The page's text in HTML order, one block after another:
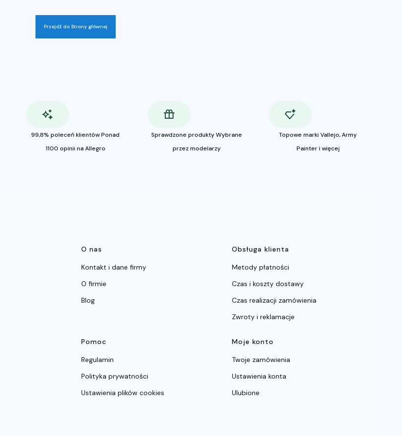
Przejdź do Strony głównej
99,8% poleceń klientów Ponad
1100 opinii na Allegro
Sprawdzone produkty Wybrane
przez modelarzy
Topowe marki Vallejo, Army
Painter i więcej
Linki w stopce
O nas
Kontakt i dane firmy
O firmie
Blog
Obsługa klienta
Metody płatności
Czas i koszty dostawy
Czas realizacji zamówienia
Zwroty i reklamacje
Pomoc
Regulamin
Polityka prywatności
Ustawienia plików cookies
Moje konto
Twoje zamówienia
Ustawienia konta
Ulubione